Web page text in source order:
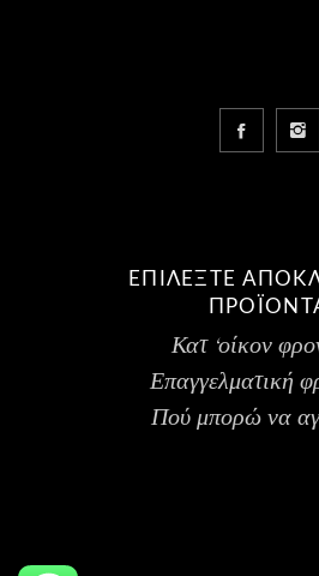
ΕΠΙΛΕΞΤΕ
Κατ ‘οίκον
Επαγγελματική
Πού μπορώ να